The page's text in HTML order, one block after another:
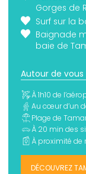
Gorges de
Surf sur la
Baignade
baie de
Autour de vous
À 1h10 de
Au cœur d’un
‍Plage de
À 20 min des
À proximité
DÉCOUVREZ